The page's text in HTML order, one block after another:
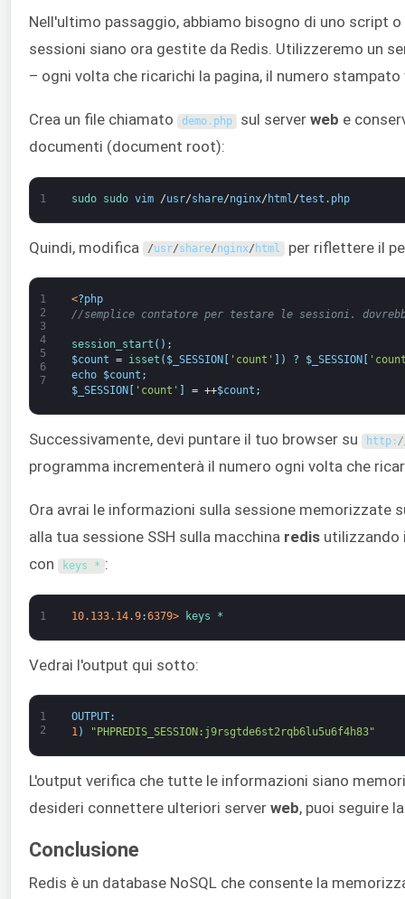
Nell'ultimo passaggio, abbiamo bisogno di uno script
sessioni siano ora gestite da Redis. Utilizzeremo un
– ogni volta che ricarichi la pagina, il numero
Crea un file chiamato demo. php sul server web e
documenti (document root):
1 sudo sudo vim /usr/share/nginx/ html /test . php
Quindi, modifica /usr/share/nginx/ html per riflettere il
1
2
3
4
5
6
7
<?php
//semplice contatore per testare le sessioni.
session_start ( ) ;
$count = isset ( $_SESSION 'count' ) ? $_SESSION
echo
$count ;
$_SESSION[ 'count' ] = ++$count ;
Successivamente, devi puntare il tuo browser su http:
programma incrementerà il numero ogni volta che
Ora avrai le informazioni sulla sessione memorizzate
alla tua sessione SSH sulla macchina redis
con
keys * :
1 10.133.14.9:6379> keys *
Vedrai l'output qui sotto:
1
2
OUTPUT:
1) "PHPREDIS_SESSION:j9rsgtde6st2rqb6lu5u6f4h83"
L'output verifica che tutte le informazioni siano
desideri connettere ulteriori server web, puoi seguire
Conclusione
Redis è un database NoSQL che consente la